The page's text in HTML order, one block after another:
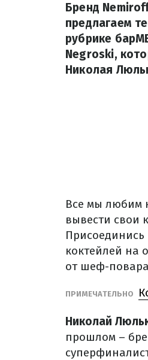
Бренд
предлагаем
рубрике
Negroski,
Николая
Все мы любим
вывести свои
Присоединись
коктейлей на
от шеф-
ПРИМЕЧАТЕЛЬНО
Николай
прошлом –